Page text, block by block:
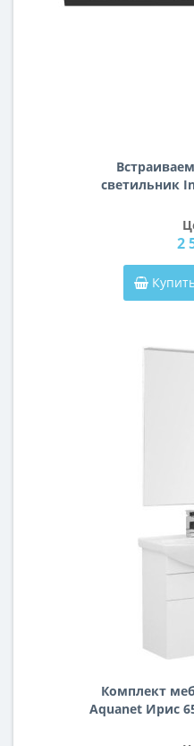
светильник
2
Комплект
Aquanet Ирис